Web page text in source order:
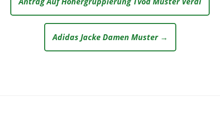
Adidas Jacke Damen Muster →